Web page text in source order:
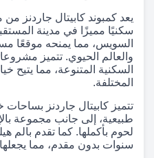
يعد كمبوند كابيتال جاردنز
السويس، مما يمنحه موقعًا
والعالم الحيوي. تتميز
السكنية المتنوعة، مما يتيح
المختلفة.
تتميز كابيتال جاردنز بساحات
طبيعية، إلى جانب مجموعة
سنوات بدون مقدم، مما